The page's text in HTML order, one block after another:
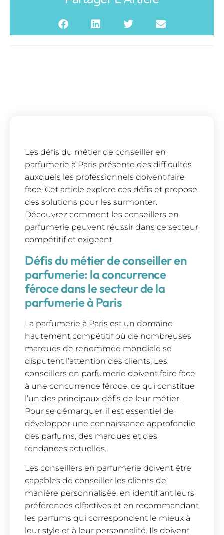
Les défis du métier de conseiller en
parfumerie à Paris présente des difficultés
auxquels les professionnels doivent faire
face. Cet article explore ces défis et propose
des solutions pour les surmonter.
Découvrez comment les conseillers en
parfumerie peuvent réussir dans ce secteur
compétitif et exigeant.
Défis du métier de conseiller en
parfumerie: la concurrence
féroce dans le secteur de la
parfumerie à Paris
La parfumerie à Paris est un domaine
hautement compétitif où de nombreuses
marques de renommée mondiale se
disputent l’attention des clients. Les
conseillers en parfumerie doivent faire face
à une concurrence féroce, ce qui constitue
l’un des principaux défis de leur métier.
Pour se démarquer, il est essentiel de
développer une connaissance approfondie
des parfums, des marques et des
tendances actuelles.
Les conseillers en parfumerie doivent être
capables de conseiller les clients de
manière personnalisée, en identifiant leurs
préférences olfactives et en recommandant
les parfums qui correspondent le mieux à
leur style et à leur personnalité. Ils doivent